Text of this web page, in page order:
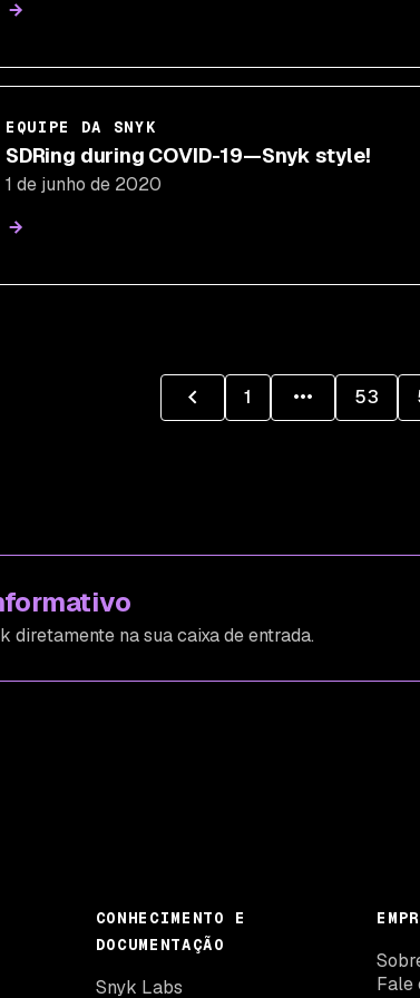
EQUIPE DA SNYK
SDRing during COVID-19—Snyk style!
1 de junho de 2020
1 53
diretamente na sua caixa de entrada.
CONHECIMENTO E
DOCUMENTAÇÃO
Snyk Labs
Fale